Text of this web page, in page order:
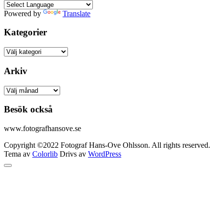
Powered by Translate
Kategorier
Kategorier
Arkiv
Arkiv
Besök också
www.fotografhansove.se
Copyright ©2022 Fotograf Hans-Ove Ohlsson. All rights reserved.
Tema av Colorlib Drivs av WordPress